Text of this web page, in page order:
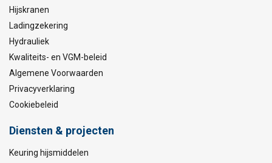
Markering:
Norm:
Hijskranen
Ladingzekering
Hydrauliek
Kwaliteits- en VGM-beleid
Algemene Voorwaarden
Privacyverklaring
Cookiebeleid
Diensten & projecten
Keuring hijsmiddelen